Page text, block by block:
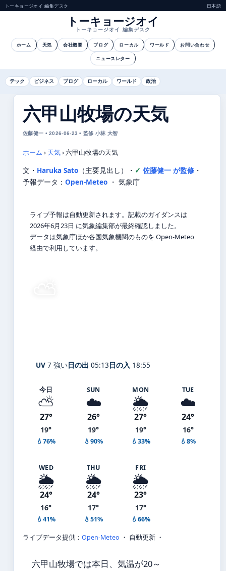
トーキョージオイ 編集デスク 日本語
トーキョージオイ
トーキョージオイ 編集デスク
ホーム 天気 会社概要 ブログ ローカル ワールド お問い合わせ
ニュースレター
テック ビジネス ブログ ローカル ワールド 政治
六甲山牧場の天気
佐藤健一 • 2026-06-23 • 監修 小林 大智
ホーム › 天気›六甲山牧場の天気
文・ Haruka Sato （主要見出し） ・ 佐藤健一 が監修 ・
予報データ： Open-Meteo ・ 気象庁
ライブ予報は自動更新されます。記載のガイダンスは
2026年6月23日 に気象編集部が最終確認しました。
データは気象庁ほか各国気象機関のものを Open-Meteo
経由で利用しています。
UV 7 強い日の出 05:13日の入 18:55
今日
⛅
27°
19°
💧76%
SUN
☁️
26°
19°
💧90%
MON
🌦️
27°
19°
💧33%
TUE
☁️
24°
16°
💧8%
WED
🌦️
24°
16°
💧41%
THU
🌦️
24°
17°
💧51%
FRI
🌦️
23°
17°
💧66%
ライブデータ提供： Open-Meteo ・ 自動更新 ・
六甲山牧場では本日、気温が20～